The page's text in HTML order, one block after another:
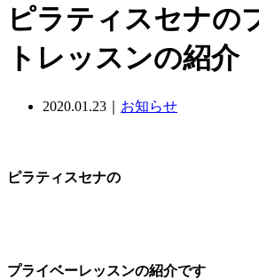
ピラティスセナの
トレッスンの紹介
2020.01.23｜ お知らせ
ピラティスセナの
プライベーレッスンの紹介です